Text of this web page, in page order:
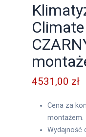
4531,00 zł
Cena za
montażem.
Wydajność